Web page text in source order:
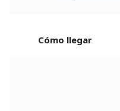
Cómo llegar